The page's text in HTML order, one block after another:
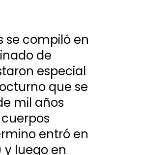
se compiló en
de
especial
que se
mil años
entró en
luego en